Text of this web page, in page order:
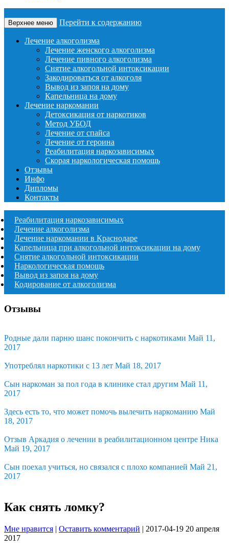
Верхнее меню Перейти к содержанию
Лечение алкоголизма
Лечение женского алкоголизма
Лечение пивного алкоголизма
Снятие алкогольной интоксикации
Закодироваться от алкоголя
Вывод из запоя на дому
Капельница на дому
Лечение наркомании
Детоксикация от наркотиков
Метод УБОД
Лечение от спайса
Лечение от героина
Реабилитация наркозависимых
Скорая наркологическая помощь
Отзывы
Инфо
Дипломы
Контакты
Реабилитация наркозависимых
Лечение алкоголизма
Лечение наркомании в Краснодаре
Капельница при алкогольной интоксикации на дому
Снятие алкогольной интоксикации
Наркологическая помощь
Вывод из запоя на дому
Кодирование от алкоголизма
Отзывы
Родные дали парню шанс покончить с наркотиками Май 11,
2017
Употреблял наркотики с 13 лет Май 18, 2017
Сын наркоман за пол года в клинике стал другим Май 11,
2017
Здесь есть то, что может помочь вылечить наркоманию Май
18, 2017
Отзыв Аркадия о лечении в реабилитационном центре Ника
Май 19, 2017
Сын поехал учиться, но связался с плохо компанией Май 21,
2017
Как снять ломку?
Мне нравится | Оставить комментарий | 2017-04-19 20 апреля
2017